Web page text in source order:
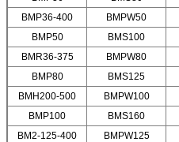
BMP36-400
BMPW50
BMP50
BMS100
BMR36-375
BMPW80
BMP80
BMS125
BMH200-500
BMPW100
BMP100
BMS160
BM2-125-400
BMPW125